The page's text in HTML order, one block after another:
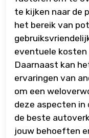
te kijken naar de
het bereik van
eventuele kosten
Daarnaast kan
ervaringen van
om een
deze aspecten in
de beste
jouw behoeften